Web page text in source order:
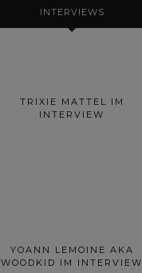
INTERVIEWS
TRIXIE MATTEL IM
INTERVIEW
YOANN LEMOINE AKA
WOODKID IM INTERVIEW